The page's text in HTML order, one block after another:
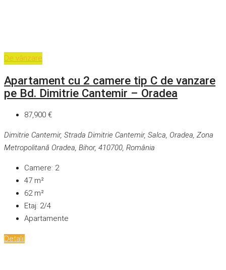
De vânzare
Apartament cu 2 camere tip C de vanzare
pe Bd. Dimitrie Cantemir – Oradea
87,900 €
Dimitrie Cantemir, Strada Dimitrie Cantemir, Salca, Oradea, Zona
Metropolitană Oradea, Bihor, 410700, România
Camere: 2
47 m²
62m²
Etaj: 2/4
Apartamente
Detalii